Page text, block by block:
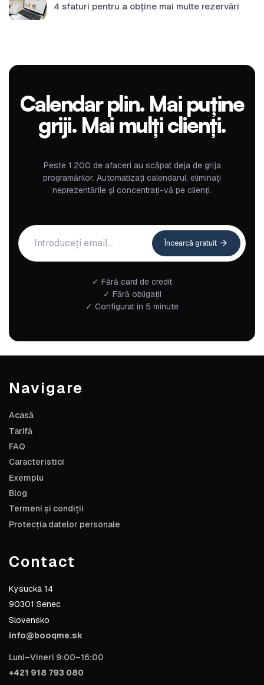
4 sfaturi pentru a obține mai multe rezervări
Calendar plin. Mai puține
griji. Mai mulți clienți.
Peste 1.200 de afaceri au scăpat deja de grija
programărilor. Automatizați calendarul, eliminați
neprezentările și concentrați-vă pe clienți.
Încearcă gratuit
✓ Fără card de credit
✓ Fără obligații
✓ Configurat în 5 minute
Navigare
Acasă
Tarifă
FAQ
Caracteristici
Exemplu
Blog
Termeni și condiții
Protecția datelor personale
Contact
Kysucká 14
90301 Senec
Slovensko
info@booqme.sk
Luni–Vineri 9:00–16:00
+421 918 793 080